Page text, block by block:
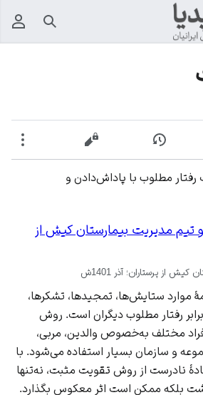
جستجو
نمایش تاریخچهنمایش مبدأ
رفتار مطلوب با پاداش‌دادن و
تيم مديريت بيمارستان كيش از
از پرستاران؛ آذر 1401ش
ستایش‌ها، تمجیدها، تشکرها،
رفتار مطلوب دیگران است. روش
مختلف به‌خصوص والدین، مربی،
و سازمان بسیار استفاده می‌شود. با
نادرست از روش تقویت مثبت، نه‌تنها
بلکه ممکن است اثر معکوس بگذارد.